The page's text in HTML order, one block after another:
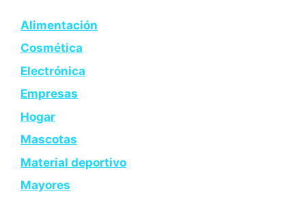
Alimentación
Cosmética
Electrónica
Empresas
Hogar
Mascotas
Material deportivo
Mayores